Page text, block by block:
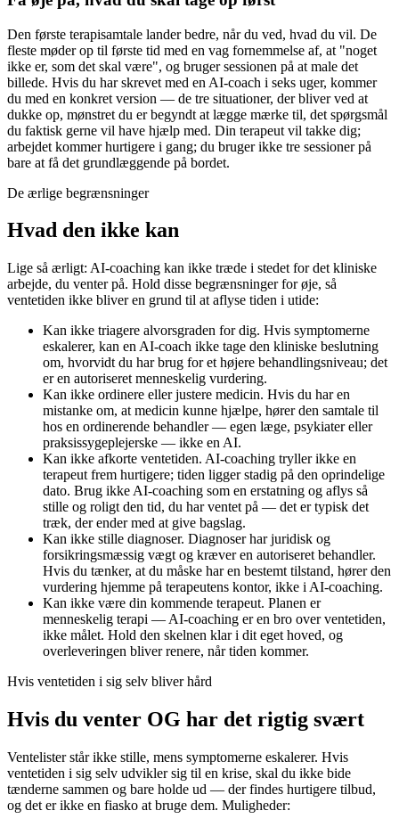
Den første terapisamtale lander bedre, når du ved, hvad du vil. De
fleste møder op til første tid med en vag fornemmelse af, at "noget
ikke er, som det skal være", og bruger sessionen på at male det
billede. Hvis du har skrevet med en AI-coach i seks uger, kommer
du med en konkret version — de tre situationer, der bliver ved at
dukke op, mønstret du er begyndt at lægge mærke til, det spørgsmål
du faktisk gerne vil have hjælp med. Din terapeut vil takke dig;
arbejdet kommer hurtigere i gang; du bruger ikke tre sessioner på
bare at få det grundlæggende på bordet.
De ærlige begrænsninger
Hvad den ikke kan
Lige så ærligt: AI-coaching kan ikke træde i stedet for det kliniske
arbejde, du venter på. Hold disse begrænsninger for øje, så
ventetiden ikke bliver en grund til at aflyse tiden i utide:
Kan ikke triagere alvorsgraden for dig. Hvis symptomerne
eskalerer, kan en AI-coach ikke tage den kliniske beslutning
om, hvorvidt du har brug for et højere behandlingsniveau; det
er en autoriseret menneskelig vurdering.
Kan ikke ordinere eller justere medicin. Hvis du har en
mistanke om, at medicin kunne hjælpe, hører den samtale til
hos en ordinerende behandler — egen læge, psykiater eller
praksissygeplejerske — ikke en AI.
Kan ikke afkorte ventetiden. AI-coaching tryller ikke en
terapeut frem hurtigere; tiden ligger stadig på den oprindelige
dato. Brug ikke AI-coaching som en erstatning og aflys så
stille og roligt den tid, du har ventet på — det er typisk det
træk, der ender med at give bagslag.
Kan ikke stille diagnoser. Diagnoser har juridisk og
forsikringsmæssig vægt og kræver en autoriseret behandler.
Hvis du tænker, at du måske har en bestemt tilstand, hører den
vurdering hjemme på terapeutens kontor, ikke i AI-coaching.
Kan ikke være din kommende terapeut. Planen er
menneskelig terapi — AI-coaching er en bro over ventetiden,
ikke målet. Hold den skelnen klar i dit eget hoved, og
overleveringen bliver renere, når tiden kommer.
Hvis ventetiden i sig selv bliver hård
Hvis du venter OG har det rigtig svært
Ventelister står ikke stille, mens symptomerne eskalerer. Hvis
ventetiden i sig selv udvikler sig til en krise, skal du ikke bide
tænderne sammen og bare holde ud — der findes hurtigere tilbud,
og det er ikke en fiasko at bruge dem. Muligheder: